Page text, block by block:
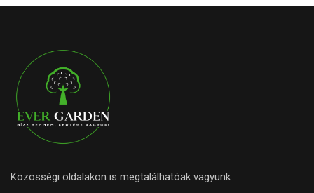
Közösségi oldalakon is megtalálhatóak vagyunk